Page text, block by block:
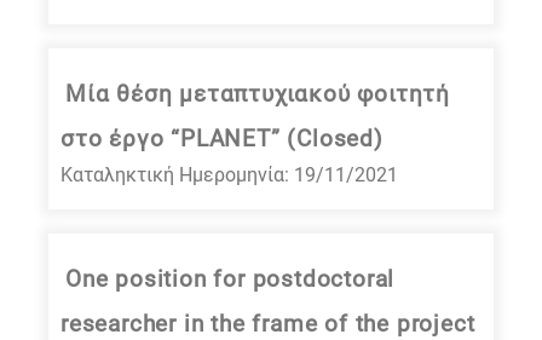
Μία θέση μεταπτυχιακού φοιτητή
στο έργο “PLANET” (Closed)
Καταληκτική Ημερομηνία: 19/11/2021
One position for postdoctoral
researcher in the frame of the project